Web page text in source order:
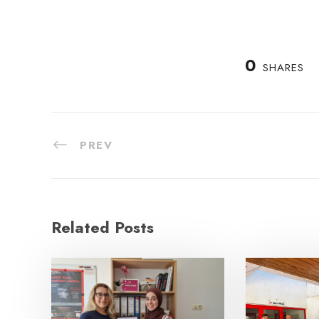
0 SHARES
PREV
Related Posts